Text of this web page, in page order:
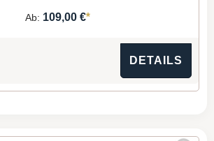
Ab: 109,00 €*
DETAILS